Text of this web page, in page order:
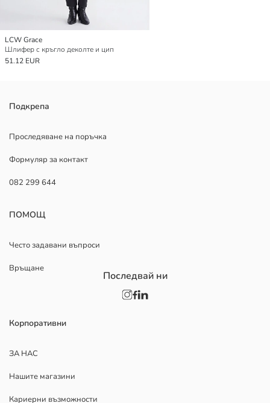
LCW Grace
Шлифер с кръгло деколте и цип
51.12 EUR
Подкрепа
Проследяване на поръчка
Формуляр за контакт
082 299 644
ПОМОЩ
Често задавани въпроси
Връщане
Корпоративни
ЗА НАС
Нашите магазини
Кариерни възможности
Последвай ни